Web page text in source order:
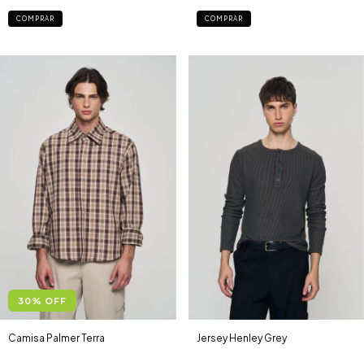
COMPRAR COMPRAR
30% OFF
Camisa Palmer Terra Jersey Henley Grey